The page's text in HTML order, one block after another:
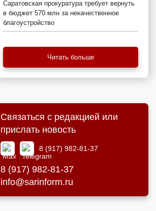
Саратовская прокуратура требует вернуть
в бюджет 570 млн за некачественное
благоустройство
Читать больше
Связаться с редакцией или
прислать новость
8 (917) 982-81-37
8 (917) 982-81-37
info@sarinform.ru